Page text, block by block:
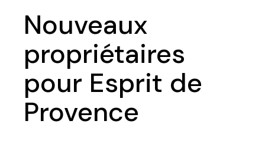
Nouveaux
propriétaires
pour Esprit de
Provence